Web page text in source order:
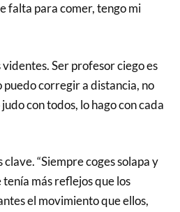
falta para comer, tengo mi
videntes. Ser profesor ciego es
puedo corregir a distancia, no
con todos, lo hago con cada
“Siempre coges solapa y
más reflejos que los
el movimiento que ellos,